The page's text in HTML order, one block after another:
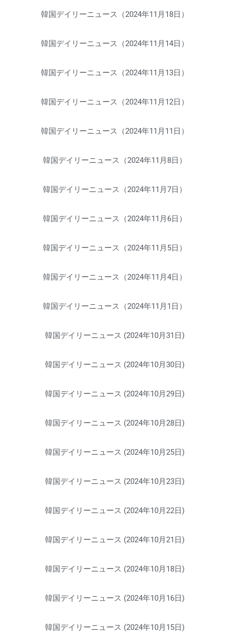
韓国デイリーニュース（2024年11月18日）
韓国デイリーニュース（2024年11月14日）
韓国デイリーニュース（2024年11月13日）
韓国デイリーニュース（2024年11月12日）
韓国デイリーニュース（2024年11月11日）
韓国デイリーニュース（2024年11月8日）
韓国デイリーニュース（2024年11月7日）
韓国デイリーニュース（2024年11月6日）
韓国デイリーニュース（2024年11月5日）
韓国デイリーニュース（2024年11月4日）
韓国デイリーニュース（2024年11月1日）
韓国デイリーニュース (2024年10月31日)
韓国デイリーニュース (2024年10月30日)
韓国デイリーニュース (2024年10月29日)
韓国デイリーニュース (2024年10月28日)
韓国デイリーニュース (2024年10月25日)
韓国デイリーニュース (2024年10月23日)
韓国デイリーニュース (2024年10月22日)
韓国デイリーニュース (2024年10月21日)
韓国デイリーニュース (2024年10月18日)
韓国デイリーニュース (2024年10月16日)
韓国デイリーニュース (2024年10月15日)